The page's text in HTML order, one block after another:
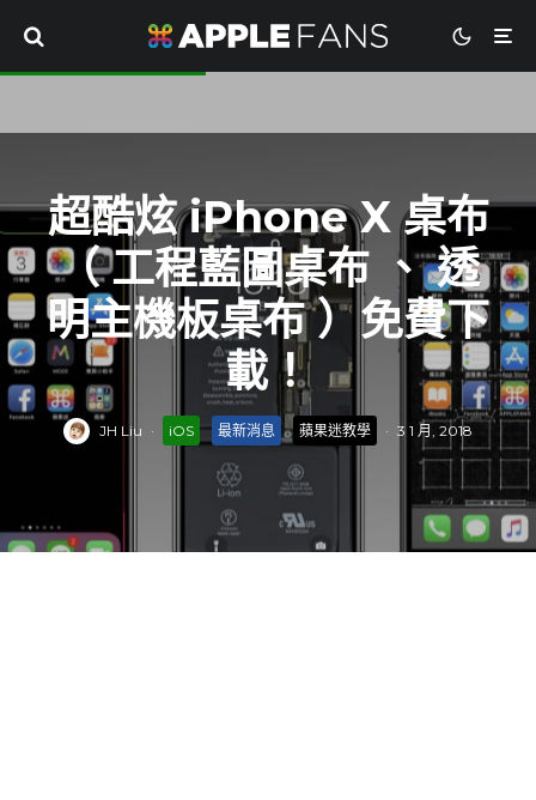
超酷炫 iPhone X 桌布
（ 工程藍圖桌布 、 透
明主機板桌布 ）免費下
載！
JH Liu · iOS 最新消息 蘋果迷教學 · 3 1 月, 2018